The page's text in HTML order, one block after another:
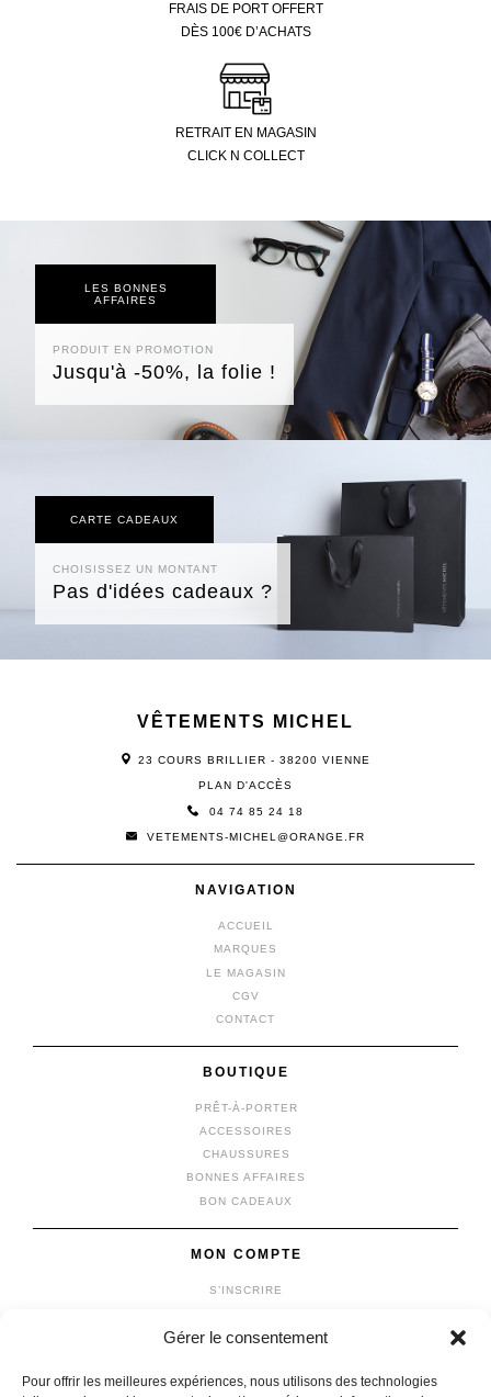
Gérer le consentement
Pour offrir les meilleures expériences, nous utilisons des technologies
FRAIS DE PORT OFFERT
DÈS 100€ D’ACHATS
RETRAIT EN MAGASIN
CLICK N COLLECT
LES BONNES
AFFAIRES
PRODUIT EN PROMOTION
Jusqu'à -50%, la folie !
CARTE CADEAUX
CHOISISSEZ UN MONTANT
Pas d'idées cadeaux ?
VÊTEMENTS MICHEL
23 COURS BRILLIER - 38200 VIENNE
PLAN D'ACCÈS
04 74 85 24 18
VETEMENTS-MICHEL@ORANGE.FR
NAVIGATION
ACCUEIL
MARQUES
LE MAGASIN
CGV
CONTACT
BOUTIQUE
PRÊT-À-PORTER
ACCESSOIRES
CHAUSSURES
BONNES AFFAIRES
BON CADEAUX
MON COMPTE
S’INSCRIRE
MON COMPTE
MON PANIER